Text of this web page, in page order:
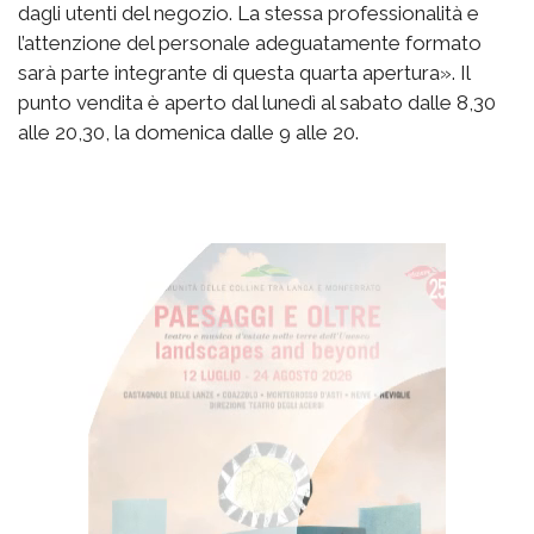
dagli utenti del negozio. La stessa professionalità e
l’attenzione del personale adeguatamente formato
sarà parte integrante di questa quarta apertura». Il
punto vendita è aperto dal lunedì al sabato dalle 8,30
alle 20,30, la domenica dalle 9 alle 20.